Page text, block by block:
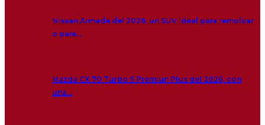
Nissan Armada del 2026, un SUV ideal para remolcar
o para…
Mazda CX 70 Turbo S Premiun Plus del 2026, con
una…